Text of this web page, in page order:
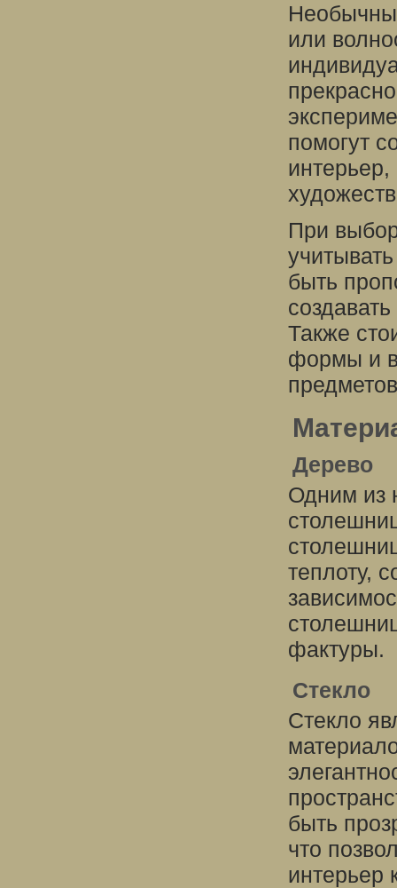
или
помогут
При
быть
Также
формы и
Дерево
Одним из
теплоту,
фактуры.
Стекло
Стекло
быть
что
интерьер